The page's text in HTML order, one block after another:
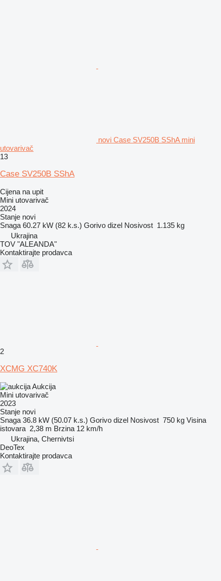
novi Case SV250B SShA mini
utovarivač
13
Case SV250B SShA
Cijena na upit
Mini utovarivač
2024
Stanje novi
Snaga 60.27 kW (82 k.s.) Gorivo dizel Nosivost 1.135 kg
Ukrajina
TOV "ALEANDA"
Kontaktirajte prodavca
2
XCMG XC740K
Aukcija
Mini utovarivač
2023
Stanje novi
Snaga 36.8 kW (50.07 k.s.) Gorivo dizel Nosivost 750 kg Visina
istovara 2,38 m Brzina 12 km/h
Ukrajina, Chernivtsi
DeoTex
Kontaktirajte prodavca